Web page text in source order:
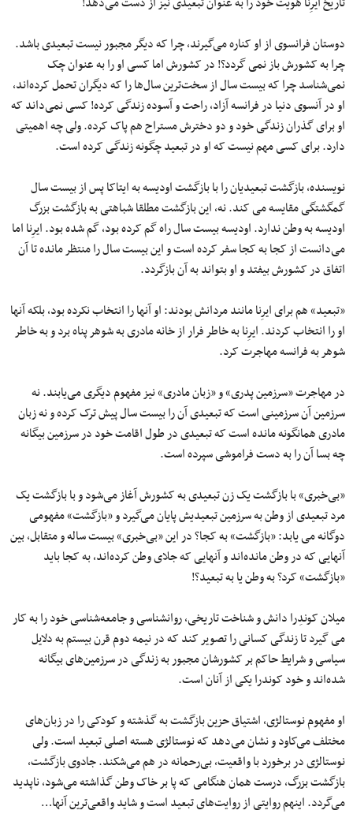
دوستان فرانسوی از او کناره می‌گیرند، چرا که دیگر مجبور نیست تبعیدی باشد.
چرا به کشورش باز نمی گردد؟! در کشورش اما کسی او را به عنوان چک
نمی‌شناسد چرا که بیست سال از سخت‌ترین سال‌ها را که دیگران تحمل کرده‌اند،
او در آنسوی دنیا در فرانسه آزاد، راحت و آسوده زندگی کرده! کسی نمی‌داند که
او برای گذران زندگی خود و دو دخترش مستراح هم پاک کرده. ولی چه اهمیتی
دارد. برای کسی مهم نیست که او در تبعید چگونه زندگی کرده است.
نویسنده، بازگشت تبعیدیان را با بازگشت اودیسه به ایتاکا پس از بیست سال
گمگشتگی مقایسه می کند. نه، این بازگشت مطلقا شباهتی به بازگشت بزرگ
اودیسه به وطن ندارد. اودیسه بیست سال راه گم کرده بود، گم شده بود. ایرِنا اما
می‌دانست از کجا به کجا سفر کرده است و این بیست سال را منتظر مانده تا آن
اتفاق در کشورش بیفتد و او بتواند به آن بازگردد.
«تبعید» هم برای ایرِنا مانند مردانش بودند: او آنها را انتخاب نکرده بود، بلکه آنها
او را انتخاب کردند. ایرِنا به خاطر فرار از خانه مادری به شوهر پناه برد و به خاطر
شوهر به فرانسه مهاجرت کرد.
در مهاجرت «سرزمین پدری» و «زبان مادری» نیز مفهوم دیگری می‌یابند. نه
سرزمین آن سرزمینی است که تبعیدی آن را بیست سال پیش ترک کرده و نه زبان
مادری همانگونه مانده است که تبعیدی در طول اقامت خود در سرزمین بیگانه
چه بسا آن را به دست فراموشی سپرده است.
«بی‌خبری» با بازگشت یک زن تبعیدی به کشورش آغاز می‌شود و با بازگشت یک
مرد تبعیدی از وطن به سرزمین تبعیدیش پایان می‌گیرد و «بازگشت» مفهومی
دوگانه می یابد: «بازگشت» به کجا؟ در این «بی‌خبری» بیست ساله و متقابل، بین
آنهایی که در وطن مانده‌اند و آنهایی که جلای وطن کرده‌اند، به کجا باید
«بازگشت» کرد؟ به وطن یا به تبعید؟!
میلان کوندِرا دانش و شناخت تاریخی، روانشناسی و جامعه‌شناسی خود را به کار
می گیرد تا زندگی کسانی را تصویر کند که در نیمه دوم قرن بیستم به دلایل
سیاسی و شرایط حاکم بر کشورشان مجبور به زندگی در سرزمین‌های بیگانه
شده‌اند و خود کوندرا یکی از آنان است.
او مفهوم نوستالژی، اشتیاق حزین بازگشت به گذشته و کودکی را در زبان‌های
مختلف می‌کاود و نشان می‌دهد که نوستالژی هسته اصلی تبعید است. ولی
نوستالژی در برخورد با واقعیت، بی‌رحمانه در هم می‌شکند. جادوی بازگشت،
بازگشت بزرگ، درست همان هنگامی که پا بر خاک وطن گذاشته می‌شود، ناپدید
می‌گردد. اینهم روایتی از روایت‌های تبعید است و شاید واقعی‌ترین آنها…